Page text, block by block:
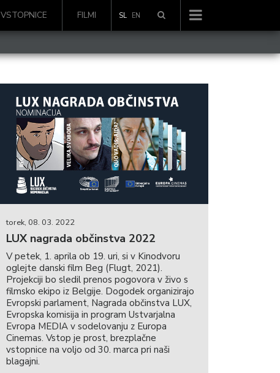
VSTOPNICE FILMI SL EN
torek, 08. 03. 2022
LUX nagrada občinstva 2022
V petek, 1. aprila ob 19. uri, si v Kinodvoru
oglejte danski film Beg (Flugt, 2021).
Projekciji bo sledil prenos pogovora v živo s
filmsko ekipo iz Belgije. Dogodek organizirajo
Evropski parlament, Nagrada občinstva LUX,
Evropska komisija in program Ustvarjalna
Evropa MEDIA v sodelovanju z Europa
Cinemas. Vstop je prost, brezplačne
vstopnice na voljo od 30. marca pri naši
blagajni.